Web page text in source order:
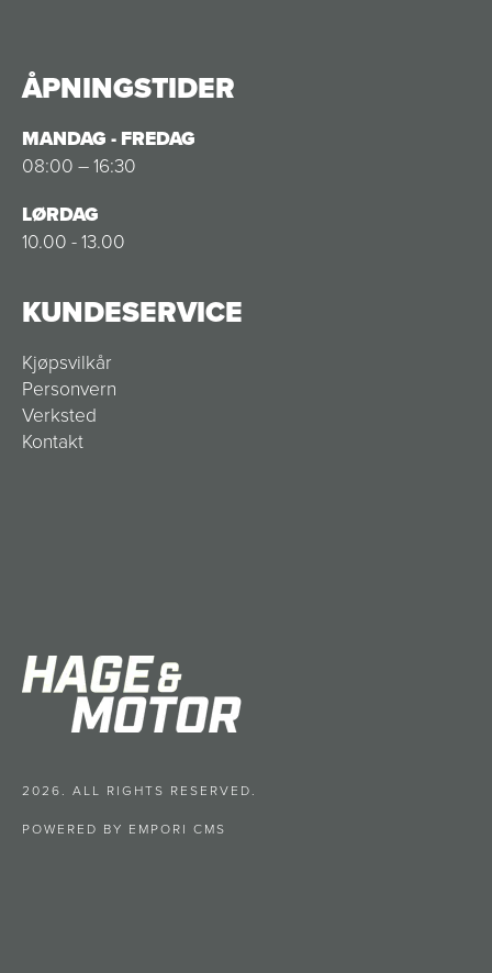
ÅPNINGSTIDER
MANDAG - FREDAG
08:00 – 16:30
LØRDAG
10.00 - 13.00
KUNDESERVICE
Kjøpsvilkår
Personvern
Verksted
Kontakt
2026. ALL RIGHTS RESERVED.
POWERED BY EMPORI CMS